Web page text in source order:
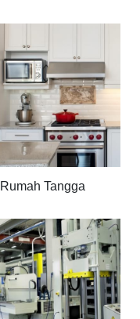
Tangga